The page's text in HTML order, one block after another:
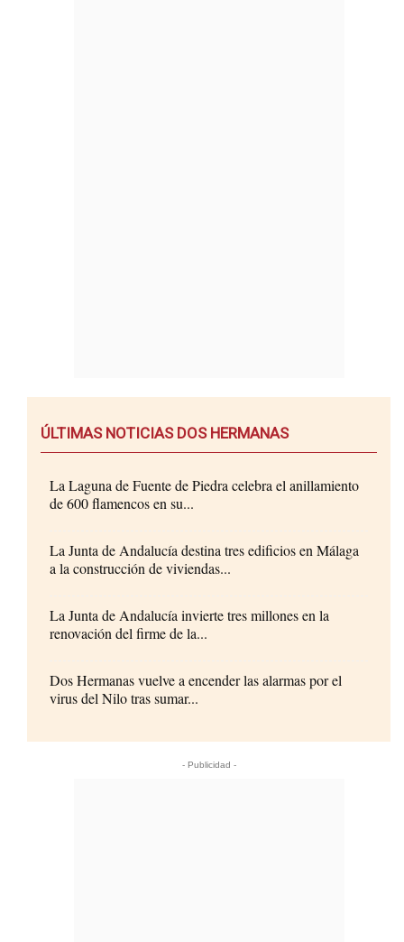
ÚLTIMAS NOTICIAS DOS HERMANAS
La Laguna de Fuente de Piedra celebra el anillamiento
de 600 flamencos en su...
La Junta de Andalucía destina tres edificios en Málaga
a la construcción de viviendas...
La Junta de Andalucía invierte tres millones en la
renovación del firme de la...
Dos Hermanas vuelve a encender las alarmas por el
virus del Nilo tras sumar...
- Publicidad -